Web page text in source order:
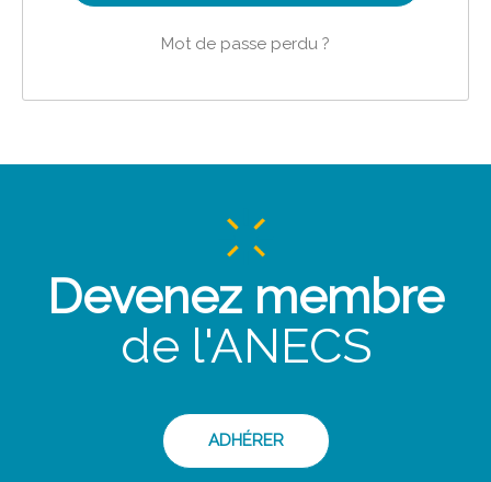
Mot de passe perdu ?
Devenez membre
de l'ANECS
ADHÉRER